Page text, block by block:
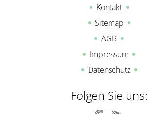
Kontakt
Sitemap
AGB
Impressum
Datenschutz
Folgen Sie uns: